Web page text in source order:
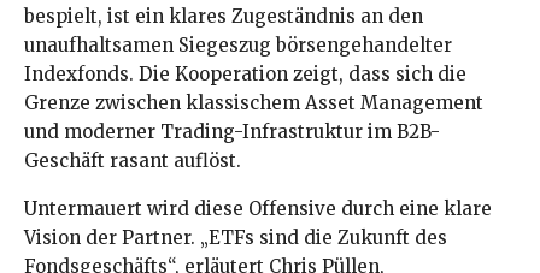
bespielt, ist ein klares Zugeständnis an den
unaufhaltsamen Siegeszug börsengehandelter
Indexfonds. Die Kooperation zeigt, dass sich die
Grenze zwischen klassischem Asset Management
und moderner Trading-Infrastruktur im B2B-
Geschäft rasant auflöst.
Untermauert wird diese Offensive durch eine klare
Vision der Partner. „ETFs sind die Zukunft des
Fondsgeschäfts“, erläutert Chris Püllen,